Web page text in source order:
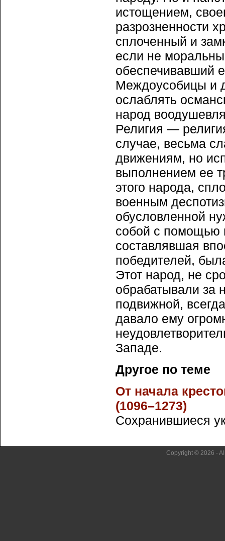
истощением,
разрозненности
сплоченный и
если не
обеспечивавший
Междоусобицы и
ослаблять
народ
Религия —
случае, весьма
движениям, но
выполнением ее
этого народа,
военным
обусловленной
собой с помощью
составлявшая
победителей,
Этот народ, не
обрабатывали за
подвижной,
давало ему
Западе.
Другое по теме
От начала
(1096–1273)
Сохранившиеся
Copyright © 2026 -